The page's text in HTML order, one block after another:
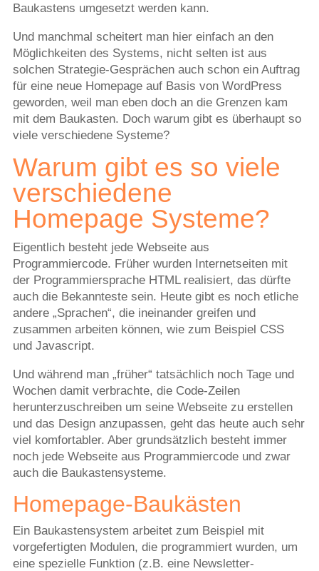
Baukastens umgesetzt werden kann.
Und manchmal scheitert man hier einfach an den
Möglichkeiten des Systems, nicht selten ist aus
solchen Strategie-Gesprächen auch schon ein Auftrag
für eine neue Homepage auf Basis von WordPress
geworden, weil man eben doch an die Grenzen kam
mit dem Baukasten. Doch warum gibt es überhaupt so
viele verschiedene Systeme?
Warum gibt es so viele
verschiedene
Homepage Systeme?
Eigentlich besteht jede Webseite aus
Programmiercode. Früher wurden Internetseiten mit
der Programmiersprache HTML realisiert, das dürfte
auch die Bekannteste sein. Heute gibt es noch etliche
andere „Sprachen“, die ineinander greifen und
zusammen arbeiten können, wie zum Beispiel CSS
und Javascript.
Und während man „früher“ tatsächlich noch Tage und
Wochen damit verbrachte, die Code-Zeilen
herunterzuschreiben um seine Webseite zu erstellen
und das Design anzupassen, geht das heute auch sehr
viel komfortabler. Aber grundsätzlich besteht immer
noch jede Webseite aus Programmiercode und zwar
auch die Baukastensysteme.
Homepage-Baukästen
Ein Baukastensystem arbeitet zum Beispiel mit
vorgefertigten Modulen, die programmiert wurden, um
eine spezielle Funktion (z.B. eine Newsletter-